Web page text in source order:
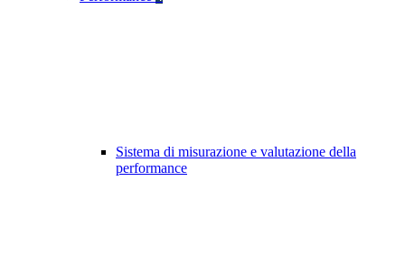
Sistema di misurazione e valutazione della
performance